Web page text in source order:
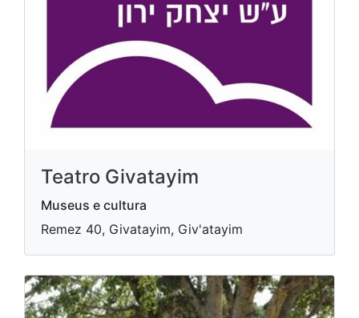
Teatro Givatayim
Museus e cultura
Remez 40, Givatayim, Giv'atayim